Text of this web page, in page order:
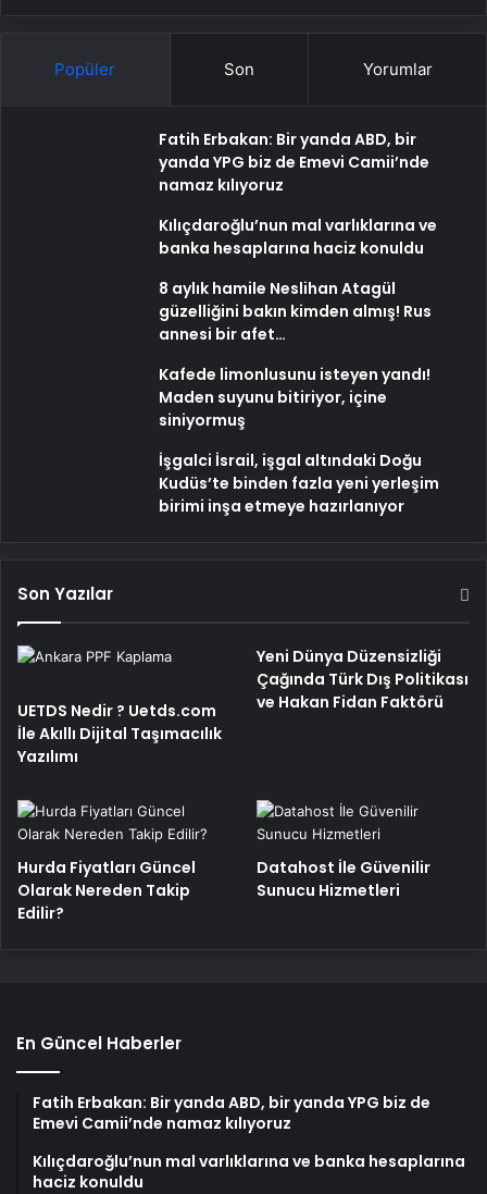
Popüler Son Yorumlar
Fatih Erbakan: Bir yanda ABD, bir
yanda YPG biz de Emevi Camii’nde
namaz kılıyoruz
Kılıçdaroğlu’nun mal varlıklarına ve
banka hesaplarına haciz konuldu
8 aylık hamile Neslihan Atagül
güzelliğini bakın kimden almış! Rus
annesi bir afet…
Kafede limonlusunu isteyen yandı!
Maden suyunu bitiriyor, içine
siniyormuş
İşgalci İsrail, işgal altındaki Doğu
Kudüs’te binden fazla yeni yerleşim
birimi inşa etmeye hazırlanıyor
Son Yazılar
UETDS Nedir ? Uetds.com
İle Akıllı Dijital Taşımacılık
Yazılımı
Yeni Dünya Düzensizliği
Çağında Türk Dış Politikası
ve Hakan Fidan Faktörü
Hurda Fiyatları Güncel
Olarak Nereden Takip
Edilir?
Datahost İle Güvenilir
Sunucu Hizmetleri
En Güncel Haberler
Fatih Erbakan: Bir yanda ABD, bir yanda YPG biz de
Emevi Camii’nde namaz kılıyoruz
Kılıçdaroğlu’nun mal varlıklarına ve banka hesaplarına
haciz konuldu